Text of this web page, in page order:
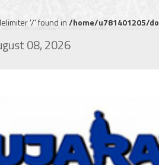
'/' found in/home/u781401205/
08, 2026